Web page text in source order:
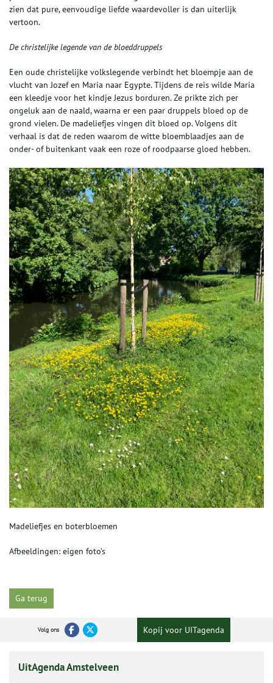
zien dat pure, eenvoudige liefde waardevoller is dan uiterlijk
vertoon.
De christelijke legende van de bloeddruppels
Een oude christelijke volkslegende verbindt het bloempje aan de
vlucht van Jozef en Maria naar Egypte. Tijdens de reis wilde Maria
een kleedje voor het kindje Jezus borduren. Ze prikte zich per
ongeluk aan de naald, waarna er een paar druppels bloed op de
grond vielen. De madeliefjes vingen dit bloed op. Volgens dit
verhaal is dat de reden waarom de witte bloemblaadjes aan de
onder- of buitenkant vaak een roze of roodpaarse gloed hebben.
Madeliefjes en boterbloemen
Afbeeldingen: eigen foto’s
Ga terug
Volg ons Kopij voor UITagenda
UitAgenda Amstelveen